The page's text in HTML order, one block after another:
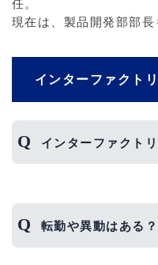
任。
現在は、製品開発部部長
インターファクト
インターファクト
であり、業界内で
そのため、激務と
時間を楽しむこと
転勤や異動はある？